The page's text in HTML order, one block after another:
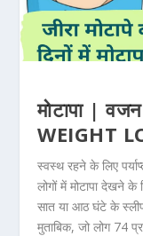
मोटापा |
WEIGHT
स्वस्थ रहने के लिए
लोगों में मोटापा देखने
सात या आठ घंटे के
मुताबिक, जो लोग 74